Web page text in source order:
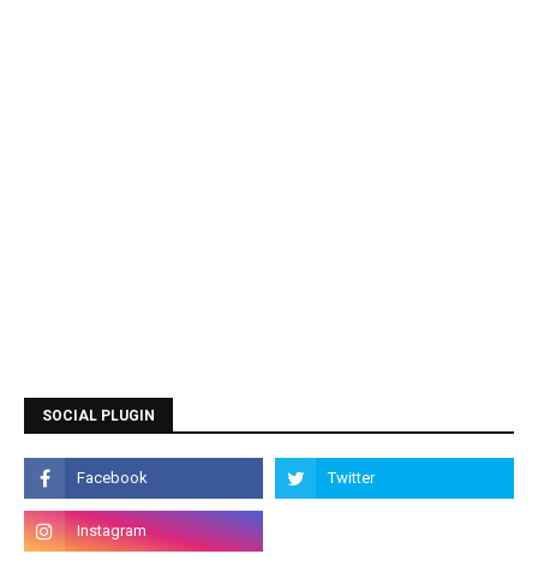
SOCIAL PLUGIN